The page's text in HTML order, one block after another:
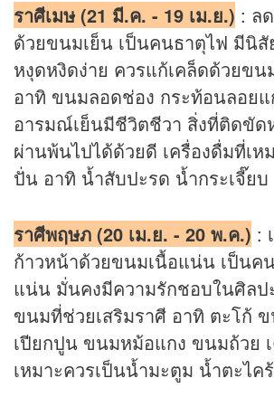
ราศีเมษ (21 มี.ค. - 19 เม.ย.) : ล
ด้วยขนมเย็น เป็นคนธาตุไฟ มีนิสั
หงุดหงิดง่าย ควรแก้เคล็ดด้วยขน
อาทิ ขนมลอดช่อง กระท้อนลอยแ
อารมณ์เย็นมีชีวิตชีวา สิ่งที่ติดขัด
ผ่านพ้นไปได้ด้วยดี เครื่องดื่มที่เห
ปั่น อาทิ น้ำสับปะรด น้ำกระเจี๊ยบ
ราศีพฤษภ (20 เม.ย. - 20 พ.ค.) :
ก้าวหน้าด้วยขนมเนื้อแน่น เป็นค
แน่น มั่นคงมีความรักชอบในศิล
ขนมที่ช่วยเสริมราศี อาทิ ตะโก้
เปียกปูน ขนมหม้อแกง ขนมถ้วย
เหมาะควรเป็นน้ำมะตูม น้ำตะไค